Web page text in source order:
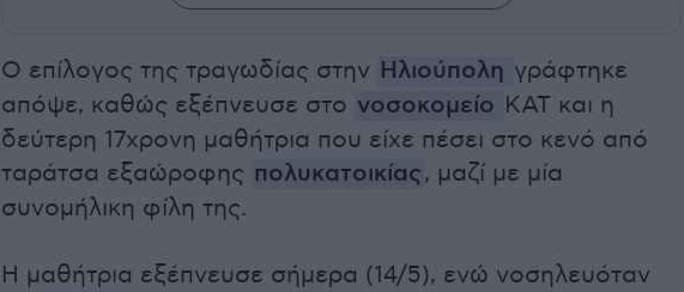
Ο επίλογος της τραγωδίας στην Ηλιούπολη γράφτηκε
απόψε, καθώς εξέπνευσε στο νοσοκομείο ΚΑΤ και η
δεύτερη 17χρονη μαθήτρια που είχε πέσει στο κενό από
ταράτσα εξαώροφης πολυκατοικίας, μαζί με μία
συνομήλικη φίλη της.
Η μαθήτρια εξέπνευσε σήμερα (14/5), ενώ νοσηλευόταν